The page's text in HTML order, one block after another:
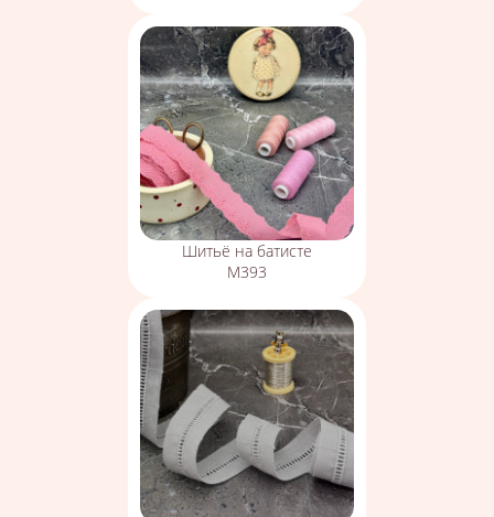
Шитьё на батисте
М393